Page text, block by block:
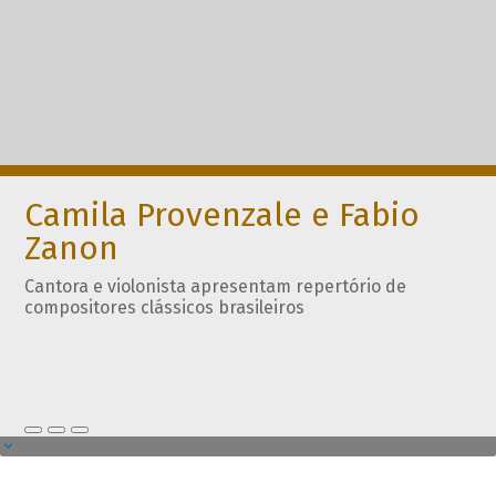
Camila Provenzale e Fabio
Zanon
Cantora e violonista apresentam repertório de
compositores clássicos brasileiros